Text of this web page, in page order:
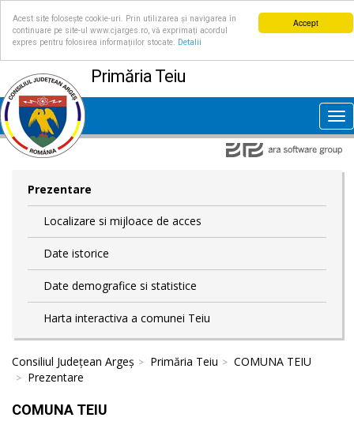
Accept
Acest site folosește cookie-uri. Prin utilizarea și navigarea în
continuare pe site-ul www.cjarges.ro, vă exprimați acordul
expres pentru folosirea informațiilor stocate.
Detalii
Primăria Teiu
Prezentare
Localizare si mijloace de acces
Date istorice
Date demografice si statistice
Harta interactiva a comunei Teiu
Consiliul Județean Argeș Primăria Teiu
COMUNA TEIU
Prezentare
COMUNA TEIU